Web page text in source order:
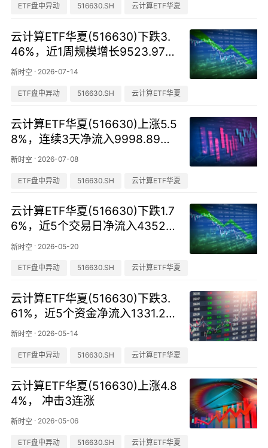
ETF盘中异动 516630.SH 云计算ETF华夏
云计算ETF华夏(516630)下跌3.
46%，近1周规模增长9523.97万
元
新时空 · 2026-07-14
ETF盘中异动 516630.SH 云计算ETF华夏
云计算ETF华夏(516630)上涨5.5
8%，连续3天净流入9998.89万
元
新时空 · 2026-07-08
ETF盘中异动 516630.SH 云计算ETF华夏
云计算ETF华夏(516630)下跌1.7
6%，近5个交易日净流入4352.3
4万元
新时空 · 2026-05-20
ETF盘中异动 516630.SH 云计算ETF华夏
云计算ETF华夏(516630)下跌3.
61%，近5个资金净流入1331.29
万元
新时空 · 2026-05-14
ETF盘中异动 516630.SH 云计算ETF华夏
云计算ETF华夏(516630)上涨4.8
4%， 冲击3连涨
新时空 · 2026-05-06
ETF盘中异动 516630.SH 云计算ETF华夏